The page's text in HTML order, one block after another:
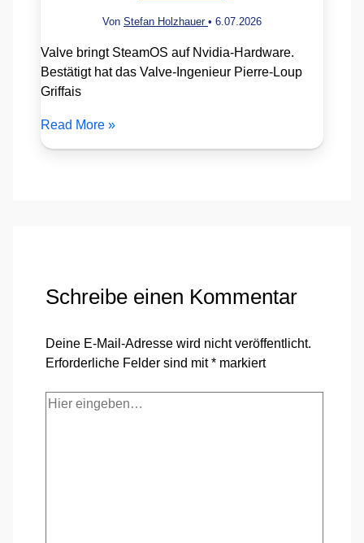
Von Stefan Holzhauer • 6.07.2026
Valve bringt SteamOS auf Nvidia-Hardware.
Bestätigt hat das Valve-Ingenieur Pierre-Loup
Griffais
Read More »
Schreibe einen Kommentar
Deine E-Mail-Adresse wird nicht veröffentlicht.
Erforderliche Felder sind mit* markiert
Hier